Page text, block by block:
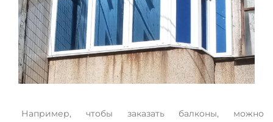
Например, чтобы заказать балконы, можно